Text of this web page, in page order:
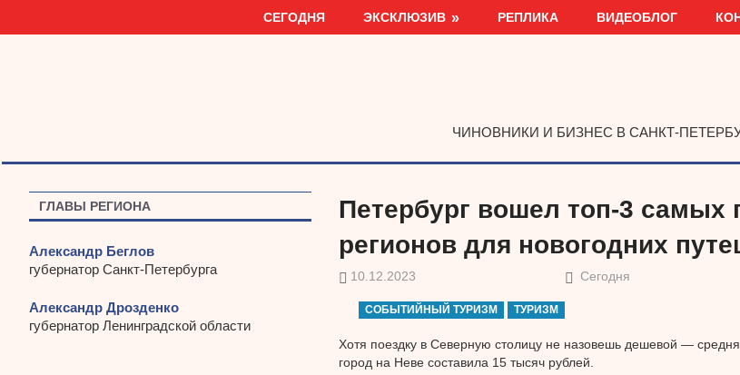
СЕГОДНЯ ЭКСКЛЮЗИВ РЕПЛИКА ВИДЕОБЛОГ
ЧИНОВНИКИ И БИЗНЕС В САНКТ-
Петербург вошел топ-3 самых
регионов для новогодних
10.12.2023 Сегодня
СОБЫТИЙНЫЙ ТУРИЗМ ТУРИЗМ
Хотя поездку в Северную столицу не назовешь дешевой —
город на Неве составила 15 тысяч рублей.
ГЛАВЫ РЕГИОНА
Александр Беглов
губернатор Санкт-Петербурга
Александр Дрозденко
губернатор Ленинградской области